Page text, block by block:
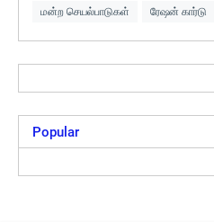
மன்ற செயல்பாடுகள் ரேஷன் கார்டு
Popular